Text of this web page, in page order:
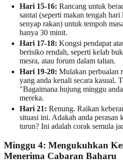
Hari 15-16: Rancang untuk
santai (seperti makan tengah
senyap rakan) untuk tempoh
hanya 30 minit.
Hari 17-18: Kongsi pendapat
berisiko rendah, seperti kelab
mesra, atau forum dalam talian.
Hari 19-20: Mulakan perbualan
yang anda kenali secara kasual.
"Bagaimana hujung minggu
mereka.
Hari 21: Renung. Raikan
situasi ini. Adakah anda perasan
turun? Ini adalah corak semula
Minggu 4: Mengukuhkan
Menerima Cabaran Baharu